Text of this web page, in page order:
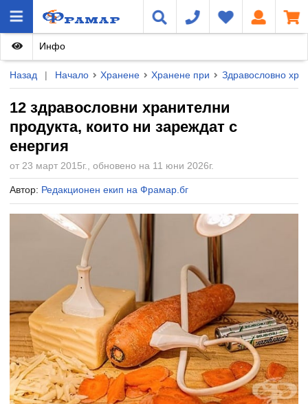
Назад | Начало Хранене Хранене при Здравословно
12 здравословни хранителни
продукта, които ни зареждат с
енергия
от 23 март 2015г., обновено на 11 юни 2026г.
Автор: Редакционен екип на Фрамар.бг
Инфо